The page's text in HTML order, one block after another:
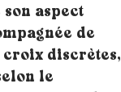
aspect
de
croix discrètes,
le